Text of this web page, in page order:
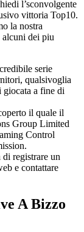
l’sconvolgente
vittoria Top10.
la nostra
alcuni dei piu
serie
qualsivoglia
a fine di
il quale il
Group Limited
Control
registrare un
e contattare
A Bizzo